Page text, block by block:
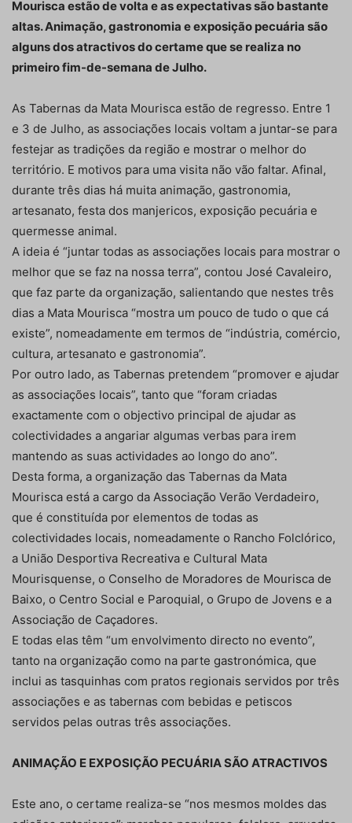
Mourisca estão de volta e as expectativas são bastante
altas. Animação, gastronomia e exposição pecuária são
alguns dos atractivos do certame que se realiza no
primeiro fim-de-semana de Julho.
As Tabernas da Mata Mourisca estão de regresso. Entre 1
e 3 de Julho, as associações locais voltam a juntar-se para
festejar as tradições da região e mostrar o melhor do
território. E motivos para uma visita não vão faltar. Afinal,
durante três dias há muita animação, gastronomia,
artesanato, festa dos manjericos, exposição pecuária e
quermesse animal.
A ideia é “juntar todas as associações locais para mostrar o
melhor que se faz na nossa terra”, contou José Cavaleiro,
que faz parte da organização, salientando que nestes três
dias a Mata Mourisca “mostra um pouco de tudo o que cá
existe”, nomeadamente em termos de “indústria, comércio,
cultura, artesanato e gastronomia”.
Por outro lado, as Tabernas pretendem “promover e ajudar
as associações locais”, tanto que “foram criadas
exactamente com o objectivo principal de ajudar as
colectividades a angariar algumas verbas para irem
mantendo as suas actividades ao longo do ano”.
Desta forma, a organização das Tabernas da Mata
Mourisca está a cargo da Associação Verão Verdadeiro,
que é constituída por elementos de todas as
colectividades locais, nomeadamente o Rancho Folclórico,
a União Desportiva Recreativa e Cultural Mata
Mourisquense, o Conselho de Moradores de Mourisca de
Baixo, o Centro Social e Paroquial, o Grupo de Jovens e a
Associação de Caçadores.
E todas elas têm “um envolvimento directo no evento”,
tanto na organização como na parte gastronómica, que
inclui as tasquinhas com pratos regionais servidos por três
associações e as tabernas com bebidas e petiscos
servidos pelas outras três associações.
ANIMAÇÃO E EXPOSIÇÃO PECUÁRIA SÃO ATRACTIVOS
Este ano, o certame realiza-se “nos mesmos moldes das